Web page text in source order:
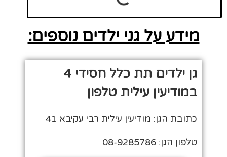
מידע על גני ילדים נוספים:
גן ילדים תת כלל חסידי 4
במודיעין עילית טלפון
כתובת הגן: מודיעין עילית רבי עקיבא 41
טלפון הגן: 08-9285786